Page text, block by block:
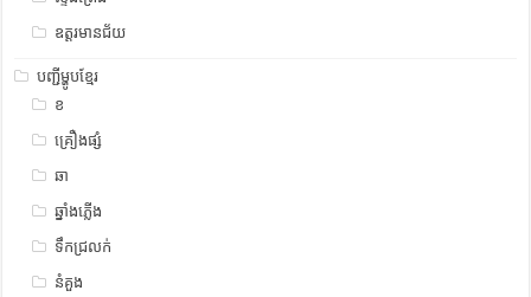
ឧត្ដរមានជ័យ
បញ្ជីម្ហូបខ្មែរ
ខ
គ្រឿងផ្សំ
ឆា
ឆ្នាំងភ្លើង
ទឹកជ្រលក់
នំគួង